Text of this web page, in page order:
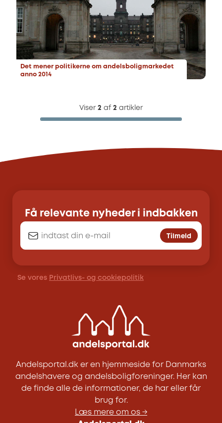
Det mener politikerne om andelsboligmarkedet
anno 2014
Viser 2 af 2 artikler
Få relevante nyheder i indbakken
Tilmeld
Se vores Privatlivs- og cookiepolitik
Andelsportal.dk er en hjemmeside for Danmarks
andelshavere og andelsboligforeninger. Her kan
de finde alle de informationer, de har eller får
brug for.
Læs mere om os →